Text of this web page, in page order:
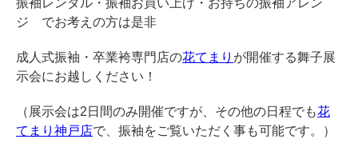
振袖レンタル・振袖お買い上げ・お持ちの振袖アレン
ジ でお考えの方は是非
成人式振袖・卒業袴専門店の花てまり が開催する舞子展
示会にお越しください！
（展示会は2日間のみ開催ですが、その他の日程でも花
てまり神戸店で、振袖をご覧いただく事も可能です。）